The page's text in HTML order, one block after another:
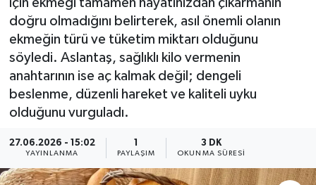
için ekmeği tamamen hayatınızdan çıkarmanın
doğru olmadığını belirterek, asıl önemli olanın
ekmeğin türü ve tüketim miktarı olduğunu
söyledi. Aslantaş, sağlıklı kilo vermenin
anahtarının ise aç kalmak değil; dengeli
beslenme, düzenli hareket ve kaliteli uyku
olduğunu vurguladı.
27.06.2026 - 15:02
YAYINLANMA PAYLAŞIM
3 DK
OKUNMA SÜRESI